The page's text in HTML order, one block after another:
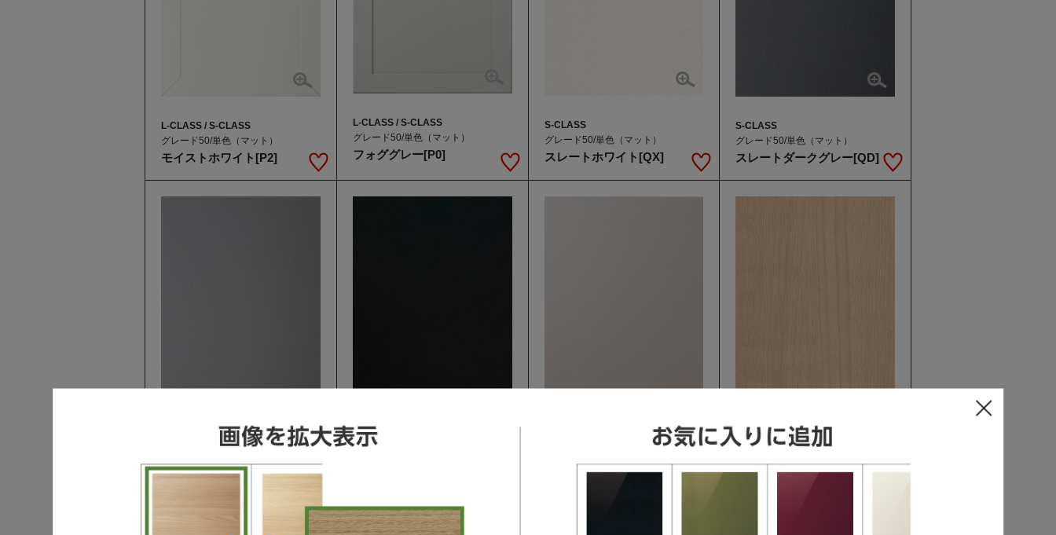
L-CLASS / S-CLASS
グレード50/単色（マット）
モイストホワイト[P2]
L-CLASS / S-CLASS
グレード50/単色（マット）
フォググレー[P0]
S-CLASS
グレード50/単色（マット）
スレートホワイト[QX]
S-CLASS
グレード50/単色（マット）
スレートダークグレー[QD]
S-CLASS
ソイルブラック柄[XQ]
L-CLASS / S-CLASS / V-Style
L-CLASS / S-CLASS